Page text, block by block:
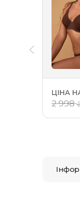
ЦІНА
2 998